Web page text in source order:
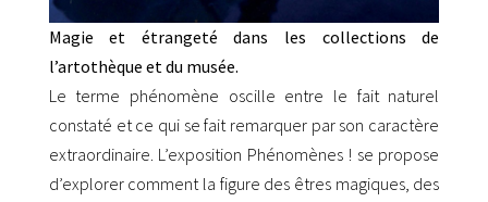
Magie et étrangeté dans les collections de
l’artothèque et du musée.
Le terme phénomène oscille entre le fait naturel
constaté et ce qui se fait remarquer par son caractère
extraordinaire. L’exposition Phénomènes ! se propose
d’explorer comment la figure des êtres magiques, des